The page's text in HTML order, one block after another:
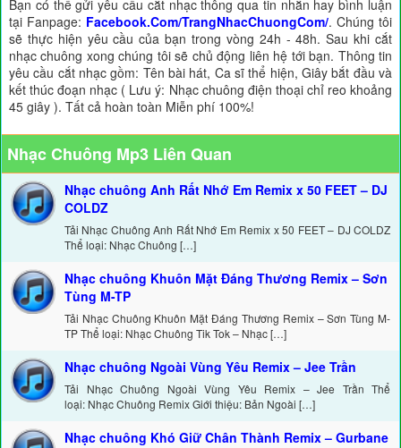
Bạn có thể gửi yêu cầu cắt nhạc thông qua tin nhắn hay bình luận
tại Fanpage: Facebook.Com/TrangNhacChuongCom/. Chúng tôi
sẽ thực hiện yêu cầu của bạn trong vòng 24h - 48h. Sau khi cắt
nhạc chuông xong chúng tôi sẽ chủ động liên hệ tới bạn. Thông tin
yêu cầu cắt nhạc gồm: Tên bài hát, Ca sĩ thể hiện, Giây bắt đầu và
kết thúc đoạn nhạc ( Lưu ý: Nhạc chuông điện thoại chỉ reo khoảng
45 giây ). Tất cả hoàn toàn Miễn phí 100%!
Nhạc Chuông Mp3 Liên Quan
Nhạc chuông Anh Rất Nhớ Em Remix x 50 FEET – DJ
COLDZ
Tải Nhạc Chuông Anh Rất Nhớ Em Remix x 50 FEET – DJ COLDZ
Thể loại: Nhạc Chuông […]
Nhạc chuông Khuôn Mặt Đáng Thương Remix – Sơn
Tùng M-TP
Tải Nhạc Chuông Khuôn Mặt Đáng Thương Remix – Sơn Tùng M-
TP Thể loại: Nhạc Chuông Tik Tok – Nhạc […]
Nhạc chuông Ngoài Vùng Yêu Remix – Jee Trần
Tải Nhạc Chuông Ngoài Vùng Yêu Remix – Jee Trần Thể
loại: Nhạc Chuông Remix Giới thiệu: Bản Ngoài […]
Nhạc chuông Khó Giữ Chân Thành Remix – Gurbane